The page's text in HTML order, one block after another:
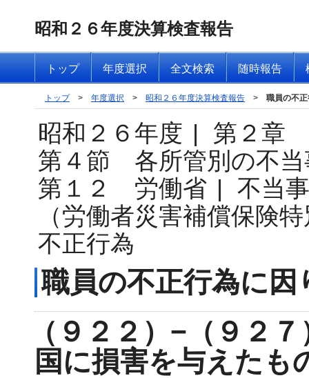
昭和２６年度決算検査報告
トップ 年度選択 全文検索 随時報告
トップ > 年度選択 > 昭和２６年度決算検査報告 > 職員の不
昭和２６年度 |
第２章
第４節 各所管別の不当
第１２ 労働省 |
不当
（労働者災害補償保険
不正行為
職員の不正行為に
（９２２）−（９２
国に損害を与えたも